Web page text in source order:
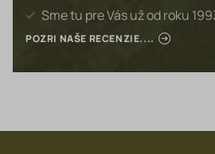
Sme tu pre Vás už od roku
POZRI NAŠE RECENZIE....